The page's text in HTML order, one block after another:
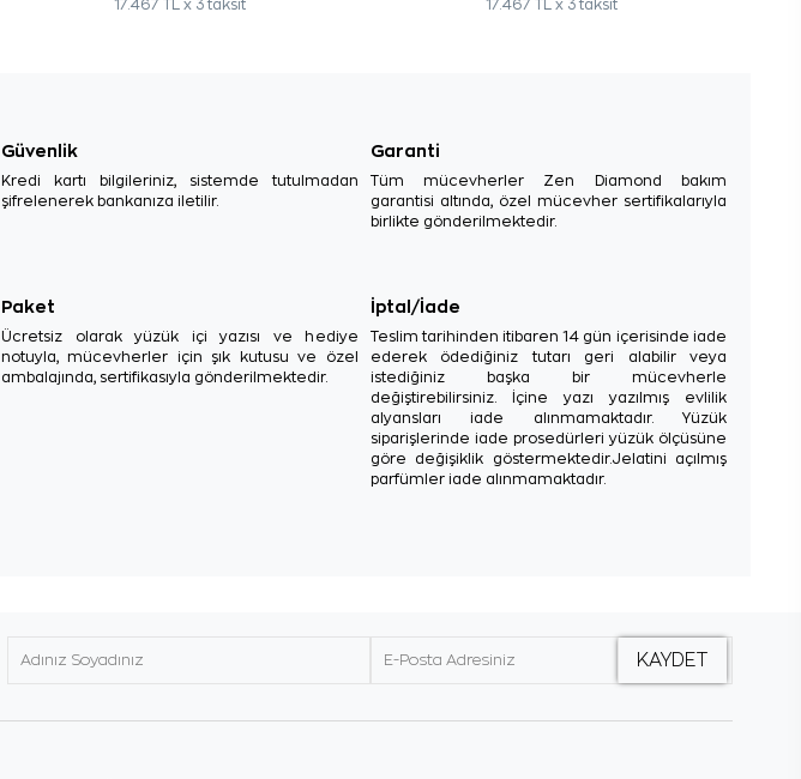
17.467 TL x 3 taksit 17.467 TL x 3 taksit
Güvenlik
Kredi kartı bilgileriniz, sistemde tutulmadan
şifrelenerek bankanıza iletilir.
Garanti
Tüm mücevherler Zen Diamond bakım
garantisi altında, özel mücevher sertifikalarıyla
birlikte gönderilmektedir.
Paket
Ücretsiz olarak yüzük içi yazısı ve hediye
notuyla, mücevherler için şık kutusu ve özel
ambalajında, sertifikasıyla gönderilmektedir.
İptal/İade
Teslim tarihinden itibaren 14 gün içerisinde iade
ederek ödediğiniz tutarı geri alabilir veya
istediğiniz başka bir mücevherle
değiştirebilirsiniz. İçine yazı yazılmış evlilik
alyansları iade alınmamaktadır. Yüzük
siparişlerinde iade prosedürleri yüzük ölçüsüne
göre değişiklik göstermektedir.Jelatini açılmış
parfümler iade alınmamaktadır.